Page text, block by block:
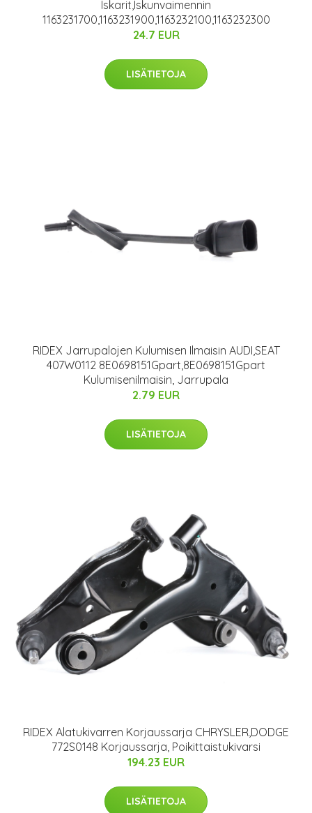
Iskarit,Iskunvaimennin
1163231700,1163231900,1163232100,1163232300
24.7 EUR
LISÄTIETOJA
RIDEX Jarrupalojen Kulumisen Ilmaisin AUDI,SEAT
407W0112 8E0698151Gpart,8E0698151Gpart
Kulumisenilmaisin, Jarrupala
2.79 EUR
LISÄTIETOJA
RIDEX Alatukivarren Korjaussarja CHRYSLER,DODGE
772S0148 Korjaussarja, Poikittaistukivarsi
194.23 EUR
LISÄTIETOJA